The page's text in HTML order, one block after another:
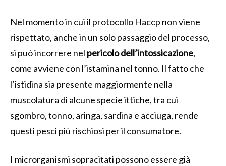
Nel momento in cui il protocollo Haccp non viene
rispettato, anche in un solo passaggio del processo,
si può incorrere nel pericolo dell’intossicazione,
come avviene con l’istamina nel tonno. Il fatto che
l’istidina sia presente maggiormente nella
muscolatura di alcune specie ittiche, tra cui
sgombro, tonno, aringa, sardina e acciuga, rende
questi pesci più rischiosi per il consumatore.
I microrganismi sopracitati possono essere già